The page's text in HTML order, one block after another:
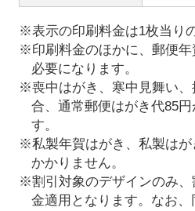
※表示の印刷料金は1枚当り
※印刷料金のほかに、郵便年
必要になります。
※喪中はがき、寒中見舞い、
合、通常郵便はがき代85
す。
※私製年賀はがき、私製はが
かかりません。
※割引対象のデザインのみ
金適用となります。なお